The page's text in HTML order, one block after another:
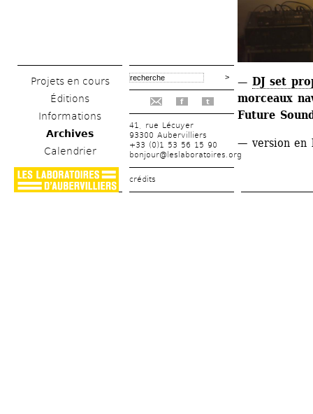
Projets en cours
Éditions
Informations
Archives
Calendrier
f t
41, rue Lécuyer
93300 Aubervilliers
+33 (0)1 53 56 15 90
bonjour@leslaboratoires.org
crédits
— DJ set
morceaux
Future
— version en